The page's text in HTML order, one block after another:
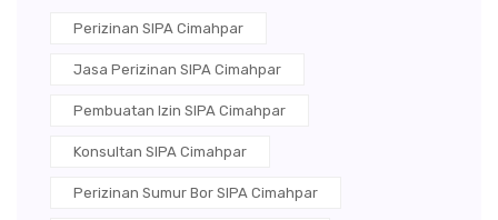
Perizinan SIPA Cimahpar
Jasa Perizinan SIPA Cimahpar
Pembuatan Izin SIPA Cimahpar
Konsultan SIPA Cimahpar
Perizinan Sumur Bor SIPA Cimahpar